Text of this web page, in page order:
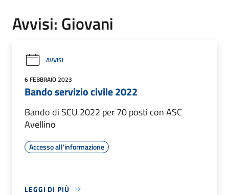
Avvisi: Giovani
AVVISI
6 FEBBRAIO 2023
Bando servizio civile 2022
Bando di SCU 2022 per 70 posti con ASC
Avellino
Accesso all'informazione
LEGGI DI PIÙ